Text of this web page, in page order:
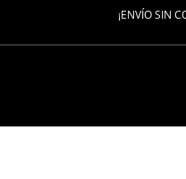
¡ENVÍO SIN